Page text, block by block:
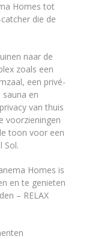
Homes tot
die de
naar de
zoals een
een privé-
en
van thuis
voorzieningen
toon voor een
Sol.
Homes is
en te genieten
– RELAX